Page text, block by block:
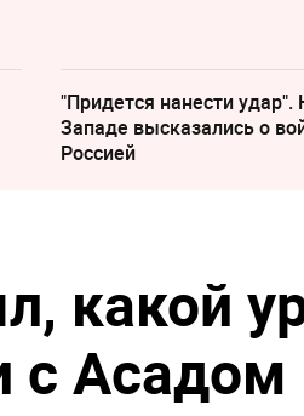
"Придется нанести удар".
Западе высказались о
Россией
какой
с Асадом